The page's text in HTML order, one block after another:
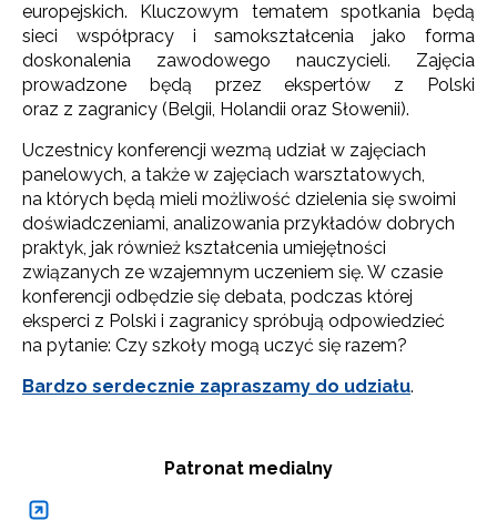
europejskich. Kluczowym tematem spotkania będą
sieci współpracy i samokształcenia jako forma
doskonalenia zawodowego nauczycieli. Zajęcia
prowadzone będą przez ekspertów z Polski
oraz z zagranicy (Belgii, Holandii oraz Słowenii).
Uczestnicy konferencji wezmą udział w zajęciach
panelowych, a także w zajęciach warsztatowych,
na których będą mieli możliwość dzielenia się swoimi
doświadczeniami, analizowania przykładów dobrych
praktyk, jak również kształcenia umiejętności
związanych ze wzajemnym uczeniem się. W czasie
konferencji odbędzie się debata, podczas której
eksperci z Polski i zagranicy spróbują odpowiedzieć
na pytanie: Czy szkoły mogą uczyć się razem?
Bardzo serdecznie zapraszamy do udziału.
Patronat medialny